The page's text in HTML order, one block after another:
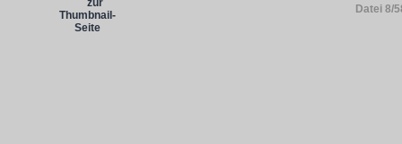
Datei 8/